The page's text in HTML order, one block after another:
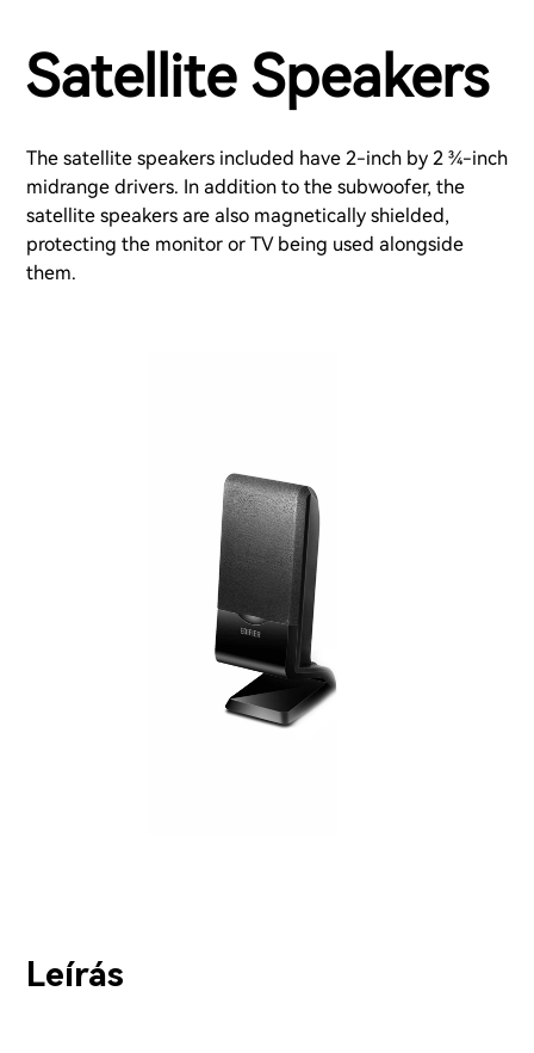
Satellite Speakers
The satellite speakers included have 2-inch by 2 ¾-inch
midrange drivers. In addition to the subwoofer, the
satellite speakers are also magnetically shielded,
protecting the monitor or TV being used alongside
them.
Leírás